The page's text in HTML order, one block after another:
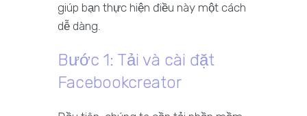
giúp bạn thực hiện điều này một cách
dễ dàng.
Bước 1: Tải và cài đặt
Facebookcreator